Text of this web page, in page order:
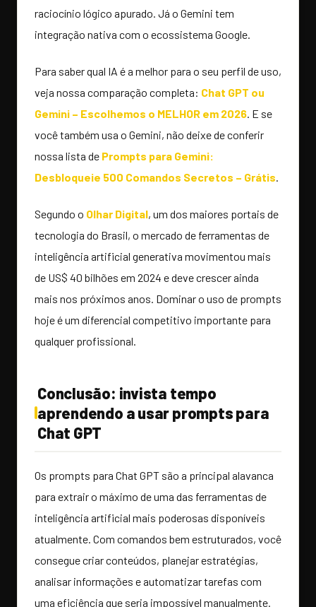
raciocínio lógico apurado. Já o Gemini tem
integração nativa com o ecossistema Google.
Para saber qual IA é a melhor para o seu perfil de uso,
veja nossa comparação completa: Chat GPT ou
Gemini – Escolhemos o MELHOR em 2026. E se
você também usa o Gemini, não deixe de conferir
nossa lista de Prompts para Gemini:
Desbloqueie 500 Comandos Secretos – Grátis.
Segundo o Olhar Digital, um dos maiores portais de
tecnologia do Brasil, o mercado de ferramentas de
inteligência artificial generativa movimentou mais
de US$ 40 bilhões em 2024 e deve crescer ainda
mais nos próximos anos. Dominar o uso de prompts
hoje é um diferencial competitivo importante para
qualquer profissional.
Conclusão: invista tempo
aprendendo a usar prompts para
Chat GPT
Os prompts para Chat GPT são a principal alavanca
para extrair o máximo de uma das ferramentas de
inteligência artificial mais poderosas disponíveis
atualmente. Com comandos bem estruturados, você
consegue criar conteúdos, planejar estratégias,
analisar informações e automatizar tarefas com
uma eficiência que seria impossível manualmente.